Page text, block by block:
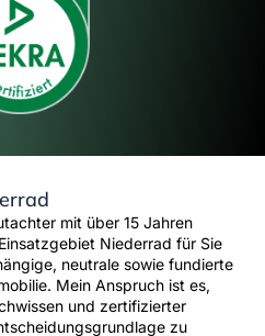
mit über 15 Jahren
Niederrad für Sie
neutrale sowie fundierte
Mein Anspruch ist es,
und zertifizierter
zu